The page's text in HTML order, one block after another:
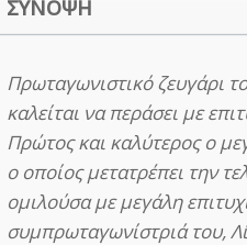
ΣΥΝΟΨΗ
Πρωταγωνιστικό ζευγάρι
καλείται να περάσει με
Πρώτος και καλύτερος ο
ο οποίος μετατρέπει την
ομιλούσα με μεγάλη
συμπρωταγωνίστριά του,